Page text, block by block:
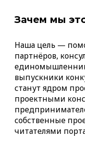
Зачем мы
Наша цель —
партнёров,
выпускники
станут ядром
проектными
собственные
читателями